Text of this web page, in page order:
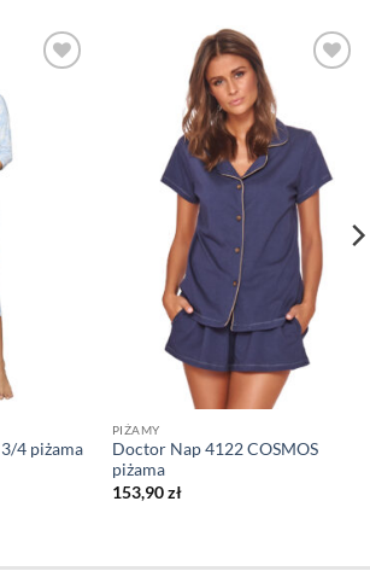
4 piżama
PIŻAMY
Doctor Nap 4122 COSMOS
piżama
153,90zł